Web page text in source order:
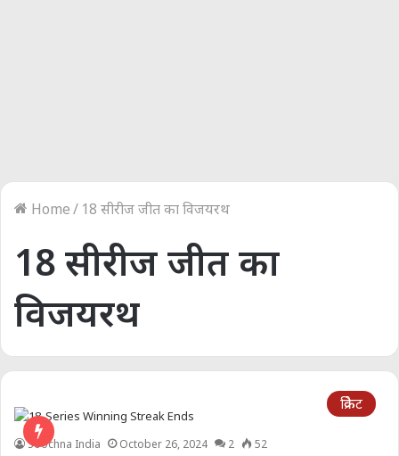
Home/ 18 सीरीज जीत का विजयरथ
18 सीरीज जीत का
विजयरथ
क्रिकेट
Soochna India October 26, 2024 2 52